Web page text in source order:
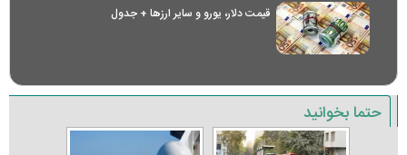
قیمت دلار، یورو و سایر ارز‌ها + جدول
حتما بخوانید